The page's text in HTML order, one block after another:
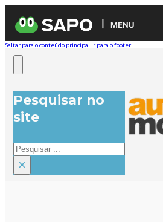
MENU
Saltar para o conteúdo principal Ir para o footer
Pesquisar no
site
Pesquisar
×